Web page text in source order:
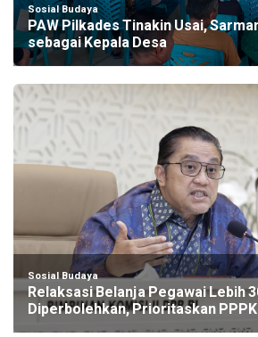
Sosial Budaya
PAW Pilkades Tinakin Usai,
sebagai Kepala Desa
Sosial Budaya
Relaksasi Belanja Pegawai Lebih
Diperbolehkan, Prioritaskan